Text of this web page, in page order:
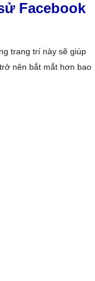
Facebook
trang trí này sẽ giúp
nên bắt mắt hơn bao